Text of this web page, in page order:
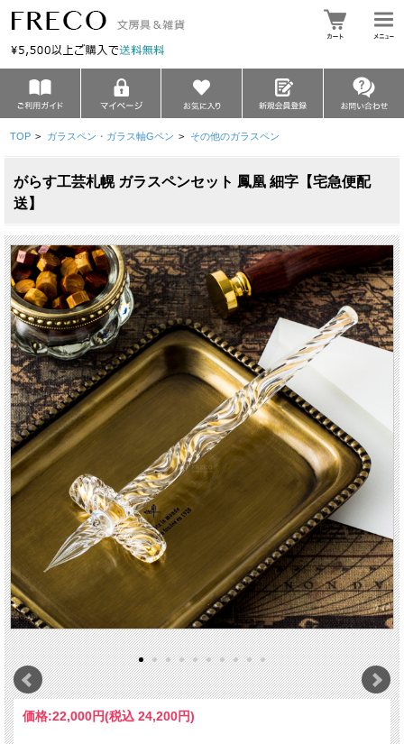
TOP > ガラスペン・ガラス軸Gペン > その他のガラスペン
がらす工芸札幌 ガラスペンセット 鳳凰 細字【宅急便配
送】
価格:22,000円(税込 24,200円)